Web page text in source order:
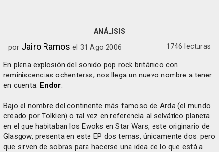
ANÁLISIS
por Jairo Ramos el 31 Ago 2006 1746 lecturas
En plena explosión del sonido pop rock británico con
reminiscencias ochenteras, nos llega un nuevo nombre a tener
en cuenta: Endor.
Bajo el nombre del continente más famoso de Arda (el mundo
creado por Tolkien) o tal vez en referencia al selvático planeta
en el que habitaban los Ewoks en Star Wars, este originario de
Glasgow, presenta en este EP dos temas, únicamente dos, pero
que sirven de sobras para hacerse una idea de lo que está a